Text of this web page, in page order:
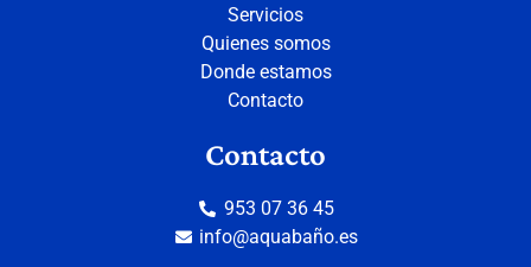
Servicios
Quienes somos
Donde estamos
Contacto
Contacto
953 07 36 45
info@aquabaño.es